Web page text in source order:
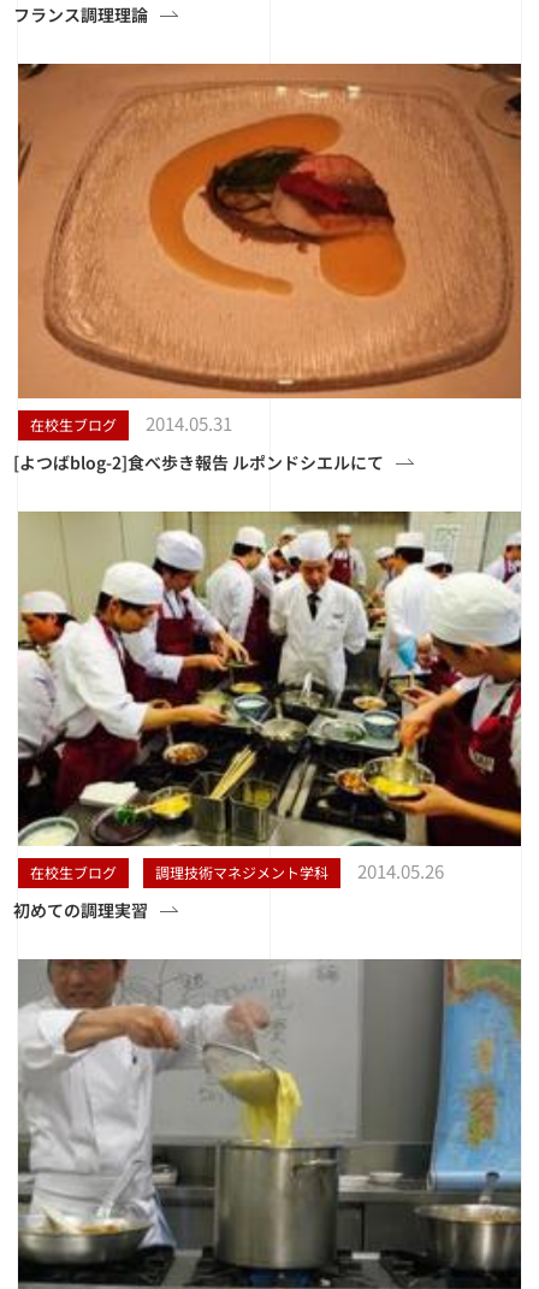
フランス調理理論
在校生ブログ 2014.05.31
[よつばblog-2]食べ歩き報告 ルポンドシエルにて
在校生ブログ 調理技術マネジメント学科 2014.05.26
初めての調理実習